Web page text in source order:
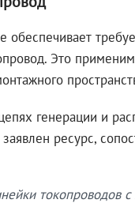
обеспечивает
Это
генерации и
ресурс,
токопроводов